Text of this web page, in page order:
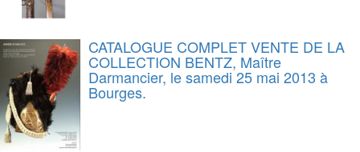
CATALOGUE COMPLET VENTE DE LA
COLLECTION BENTZ, Maître
Darmancier, le samedi 25 mai 2013 à
Bourges.